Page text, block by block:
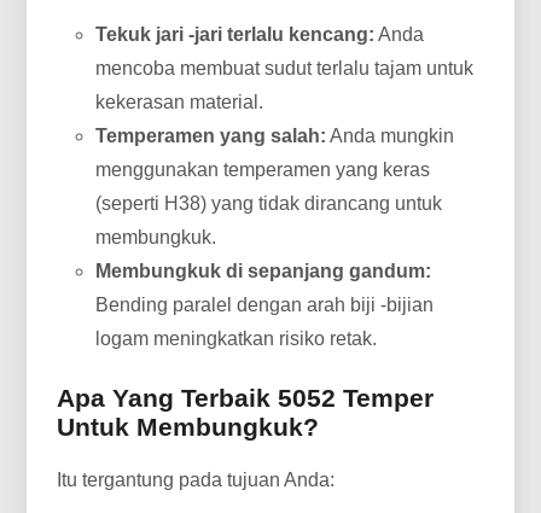
Tekuk jari -jari terlalu kencang: Anda
mencoba membuat sudut terlalu tajam untuk
kekerasan material.
Temperamen yang salah: Anda mungkin
menggunakan temperamen yang keras
(seperti H38) yang tidak dirancang untuk
membungkuk.
Membungkuk di sepanjang gandum:
Bending paralel dengan arah biji -bijian
logam meningkatkan risiko retak.
Apa Yang Terbaik 5052 Temper
Untuk Membungkuk?
Itu tergantung pada tujuan Anda: